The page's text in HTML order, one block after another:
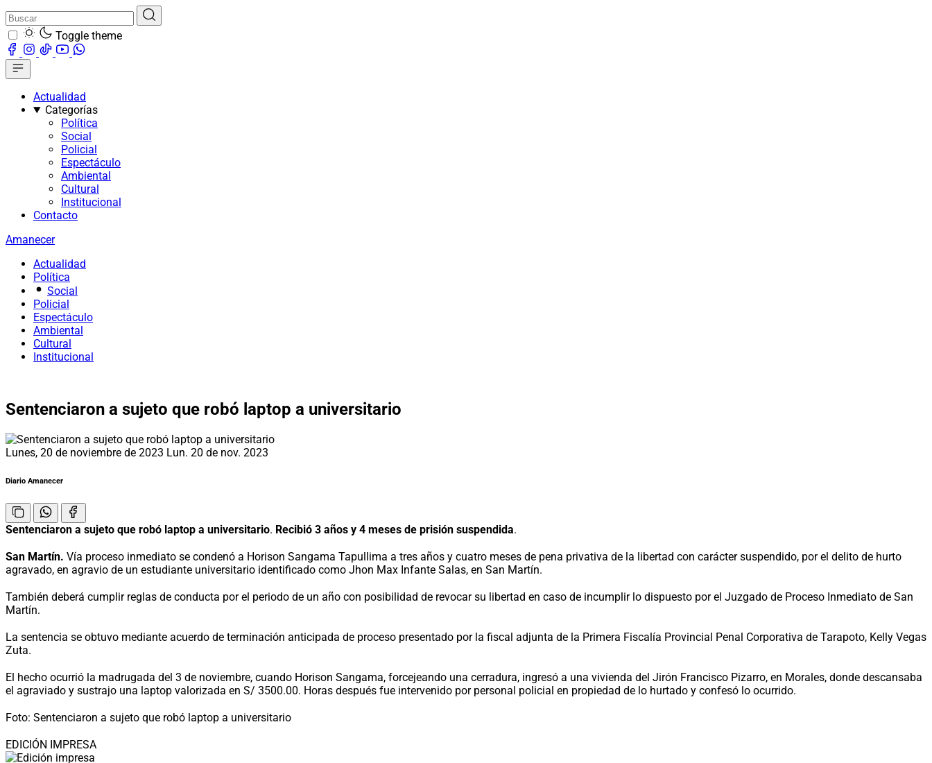
Toggle theme
Actualidad
Categorías
Política
Social
Policial
Espectáculo
Ambiental
Cultural
Institucional
Contacto
Amanecer
Actualidad
Política
Social
Policial
Espectáculo
Ambiental
Cultural
Institucional
Sentenciaron a sujeto que robó laptop a universitario
Lunes, 20 de noviembre de 2023 Lun. 20 de nov. 2023
Diario Amanecer
Sentenciaron a sujeto que robó laptop a universitario. Recibió 3 años y 4 meses de prisión suspendida.
San Martín. Vía proceso inmediato se condenó a Horison Sangama Tapullima a tres años y cuatro meses de pena privativa de la libertad con carácter suspendido, por el delito de hurto
agravado, en agravio de un estudiante universitario identificado como Jhon Max Infante Salas, en San Martín.
También deberá cumplir reglas de conducta por el periodo de un año con posibilidad de revocar su libertad en caso de incumplir lo dispuesto por el Juzgado de Proceso Inmediato de San
Martín.
La sentencia se obtuvo mediante acuerdo de terminación anticipada de proceso presentado por la fiscal adjunta de la Primera Fiscalía Provincial Penal Corporativa de Tarapoto, Kelly Vegas
Zuta.
El hecho ocurrió la madrugada del 3 de noviembre, cuando Horison Sangama, forcejeando una cerradura, ingresó a una vivienda del Jirón Francisco Pizarro, en Morales, donde descansaba
el agraviado y sustrajo una laptop valorizada en S/ 3500.00. Horas después fue intervenido por personal policial en propiedad de lo hurtado y confesó lo ocurrido.
Foto: Sentenciaron a sujeto que robó laptop a universitario
EDICIÓN IMPRESA